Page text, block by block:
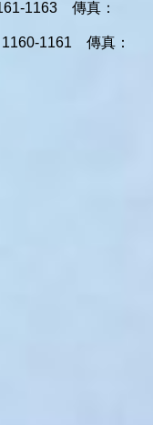
1163 傳真：
1161 傳真：